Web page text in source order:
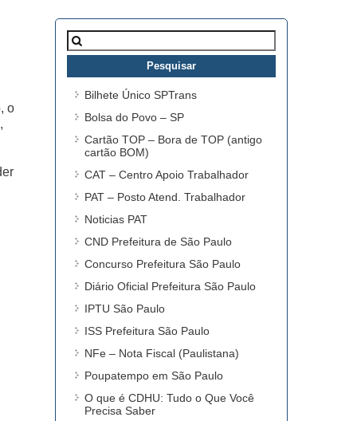
o
Pesquisar
por:
Bilhete Único SPTrans
Bolsa do Povo – SP
Cartão TOP – Bora de TOP (antigo
cartão BOM)
CAT – Centro Apoio Trabalhador
PAT – Posto Atend. Trabalhador
Noticias PAT
CND Prefeitura de São Paulo
Concurso Prefeitura São Paulo
Diário Oficial Prefeitura São Paulo
IPTU São Paulo
ISS Prefeitura São Paulo
NFe – Nota Fiscal (Paulistana)
Poupatempo em São Paulo
O que é CDHU: Tudo o Que Você
Precisa Saber